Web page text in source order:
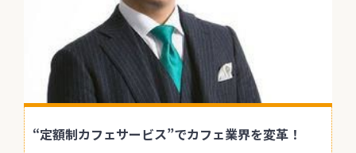
“定額制カフェサービス”でカフェ業界を変革！